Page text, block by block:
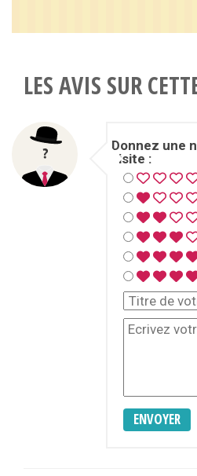
LES AVIS SUR
Donnez une
visite :
ENVOYER